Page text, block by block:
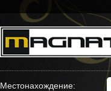
Местонахождение: